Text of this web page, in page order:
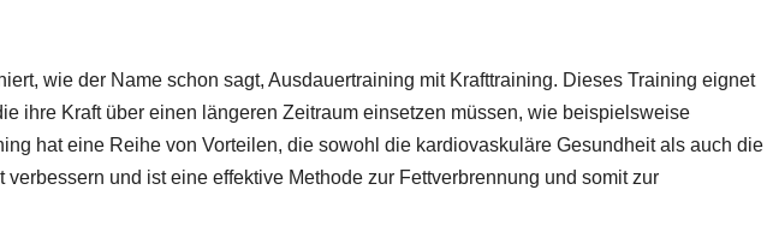
wie der Name schon sagt, Ausdauertraining mit Krafttraining. Dieses Training eignet
ihre Kraft über einen längeren Zeitraum einsetzen müssen, wie beispielsweise
hat eine Reihe von Vorteilen, die sowohl die kardiovaskuläre Gesundheit als auch die
und ist eine effektive Methode zur Fettverbrennung und somit zur